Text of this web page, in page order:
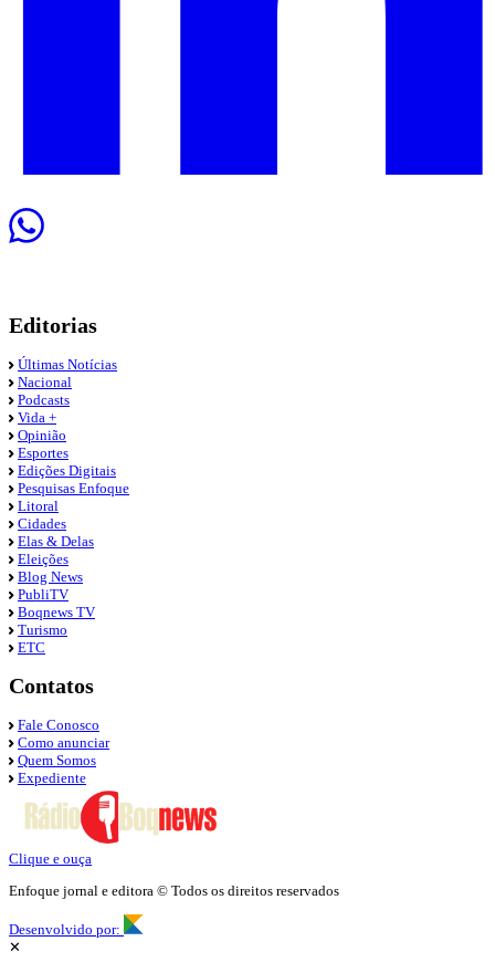
Editorias
Últimas Notícias
Nacional
Podcasts
Vida +
Opinião
Esportes
Edições Digitais
Pesquisas Enfoque
Litoral
Cidades
Elas & Delas
Eleições
Blog News
PubliTV
Boqnews TV
Turismo
ETC
Contatos
Fale Conosco
Como anunciar
Quem Somos
Expediente
Clique e ouça
Enfoque jornal e editora © Todos os direitos reservados
Desenvolvido por:
✕